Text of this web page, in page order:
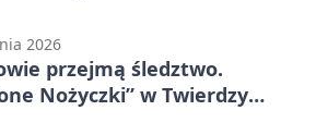
2026
przejmą śledztwo.
Nożyczki” w Twierdzy